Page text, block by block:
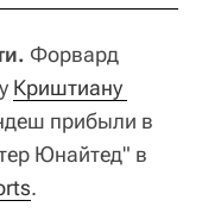
Форвард
Криштиану
прибыли в
Юнайтед" в
.